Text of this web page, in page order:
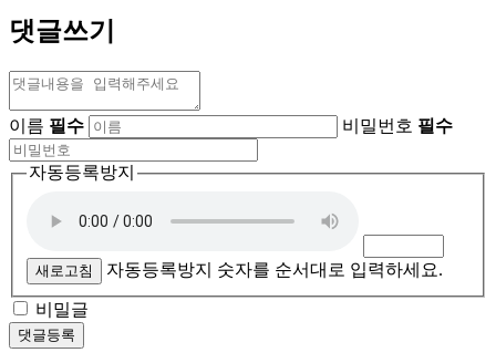
댓글쓰기
이름 필수 비밀번호 필수
자동등록방지
새로고침 자동등록방지 숫자를 순서대로 입력하세요.
비밀글
댓글등록